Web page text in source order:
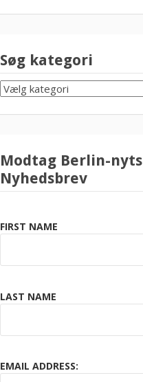
Søg kategori
SØG
KATEGORI
Modtag Berlin-nyts
Nyhedsbrev
FIRST NAME
LAST NAME
EMAIL ADDRESS: